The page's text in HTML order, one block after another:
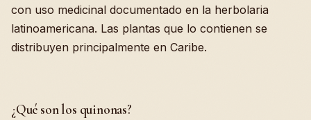
con uso medicinal documentado en la herbolaria
latinoamericana. Las plantas que lo contienen se
distribuyen principalmente en Caribe.
¿Qué son los quinonas?